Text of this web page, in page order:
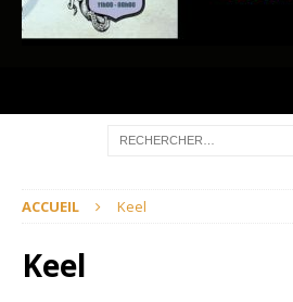
ACCUEIL Keel
Keel